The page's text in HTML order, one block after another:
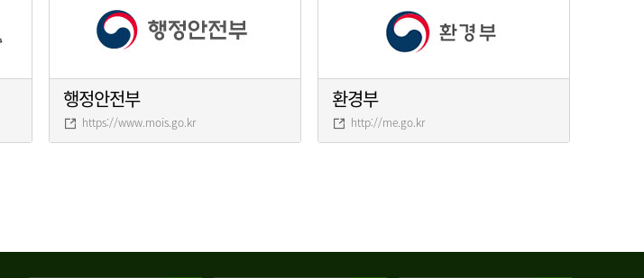
행정안전부
https://www.mois.go.kr
환경부
http://me.go.kr